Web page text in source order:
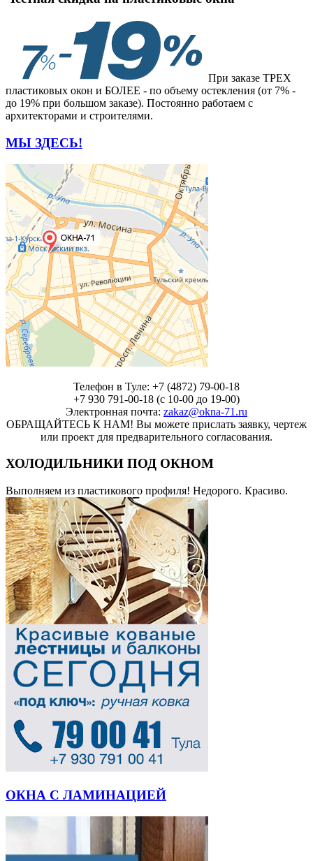
При заказе ТРЕХ
пластиковых окон и БОЛЕЕ - по объему остекления (от 7% -
до 19% при большом заказе). Постоянно работаем с
архитекторами и строителями.
МЫ ЗДЕСЬ!
Телефон в Туле: +7 (4872) 79-00-18
+7 930 791-00-18 (с 10-00 до 19-00)
Электронная почта: zakaz@okna-71.ru
ОБРАЩАЙТЕСЬ К НАМ! Вы можете прислать заявку, чертеж
или проект для предварительного согласования.
ХОЛОДИЛЬНИКИ ПОД ОКНОМ
Выполняем из пластикового профиля! Недорого. Красиво.
ОКНА С ЛАМИНАЦИЕЙ